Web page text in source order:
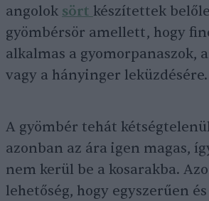
angolok sört készítettek
gyömbérsör amellett, hogy
alkalmas a gyomorpanaszok,
vagy a hányinger leküzdésére.
A gyömbér tehát
azonban az ára igen magas,
nem kerül be a kosarakba.
lehetőség, hogy egyszerűen